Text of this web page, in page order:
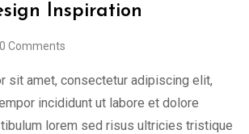
Inspiration
0 Comments
sit amet, consectetur adipiscing elit,
incididunt ut labore et dolore
lorem sed risus ultricies tristique